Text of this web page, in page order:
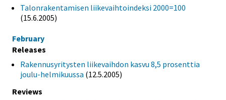
Talonrakentamisen liikevaihtoindeksi 2000=100
(15.6.2005)
February
Releases
Rakennusyritysten liikevaihdon kasvu 8,5 prosenttia
joulu-helmikuussa (12.5.2005)
Reviews